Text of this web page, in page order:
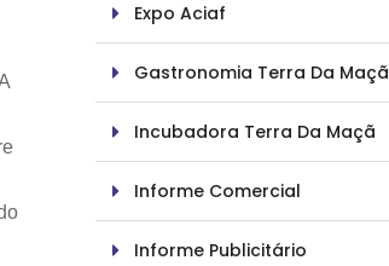
Expo Aciaf
Gastronomia Terra Da Maçã
Incubadora Terra Da Maçã
Informe Comercial
Informe Publicitário